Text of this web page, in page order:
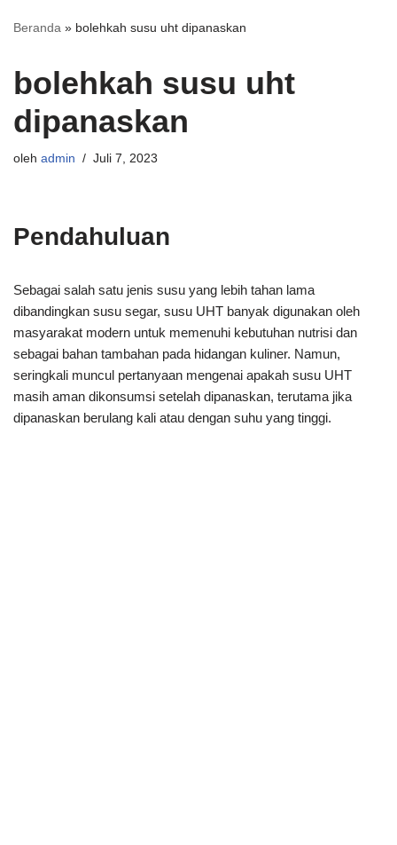
Beranda » bolehkah susu uht dipanaskan
bolehkah susu uht
dipanaskan
oleh admin Juli 7, 2023
Pendahuluan
Sebagai salah satu jenis susu yang lebih tahan lama
dibandingkan susu segar, susu UHT banyak digunakan oleh
masyarakat modern untuk memenuhi kebutuhan nutrisi dan
sebagai bahan tambahan pada hidangan kuliner. Namun,
seringkali muncul pertanyaan mengenai apakah susu UHT
masih aman dikonsumsi setelah dipanaskan, terutama jika
dipanaskan berulang kali atau dengan suhu yang tinggi.